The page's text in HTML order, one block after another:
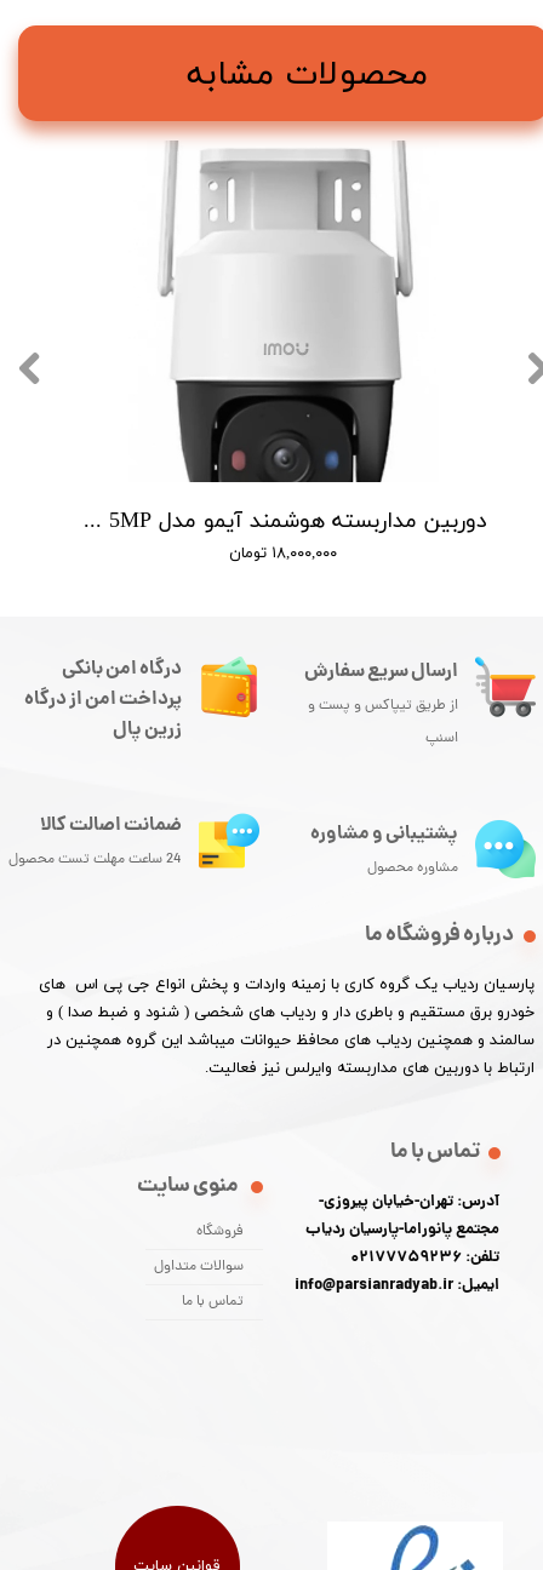
دوربین مداربسته هوشمند آیمو مدل Cruiser SC 5MP
۱۸,۰۰۰,۰۰۰ تومان
محصولات مشابه
ارسال سریع سفارش
از طریق تیپاکس و پست و
اسنپ
درباره فروشگاه ما
پارسیان ردیاب یک گروه کاری با زمینه واردات و پخش انواع جی پی اس های
خودرو برق مستقیم و باطری دار و ردیاب های شخصی ( شنود و ضبط صدا ) و
سالمند و همچنین ردیاب های محافظ حیوانات میباشد این گروه همچنین در
ارتباط با دوربین های مداربسته وایرلس نیز فعالیت.​​​​​​​
منوی سایت
فروشگاه
سوالات متداول
تماس با ما
تماس با ما
آدرس: تهران-خیابان پیروزی-
مجتمع پانوراما-پارسیان ردیاب
تلفن: 02177759236
ایمیل: info@parsianradyab.ir
درگاه امن بانکی
پرداخت امن از درگاه
زرین پال
پشتیبانی و مشاوره
مشاوره محصول
ضمانت اصالت کالا
24 ساعت مهلت تست محصول